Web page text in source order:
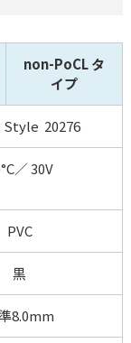
non-PoCL タ
イプ
Style  20276
／ 30V
PVC
黒
8.0mm